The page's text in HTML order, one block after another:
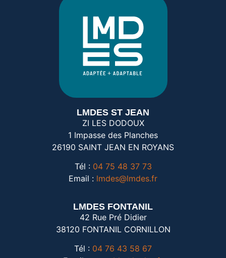
LMDES ST JEAN
ZI LES DODOUX
1 Impasse des Planches
26190 SAINT JEAN EN ROYANS
Tél : 04 75 48 37 73
Email : lmdes@lmdes.fr
​LMDES FONTANIL
42 Rue Pré Didier
38120 FONTANIL CORNILLON
Tél : 04 76 43 58 67